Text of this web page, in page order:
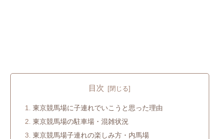
目次
東京競馬場に子連れでいこうと思った理由
東京競馬場の駐車場・混雑状況
東京競馬場子連れの楽しみ方・内馬場